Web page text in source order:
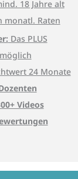
18 Jahre alt
monatl. Raten
Das PLUS
24 Monate
Videos